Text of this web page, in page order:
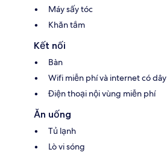
Máy sấy tóc
Khăn tắm
Kết nối
Bàn
Wifi miễn phí và internet có dây
Điện thoại nội vùng miễn phí
Ăn uống
Tủ lạnh
Lò vi sóng